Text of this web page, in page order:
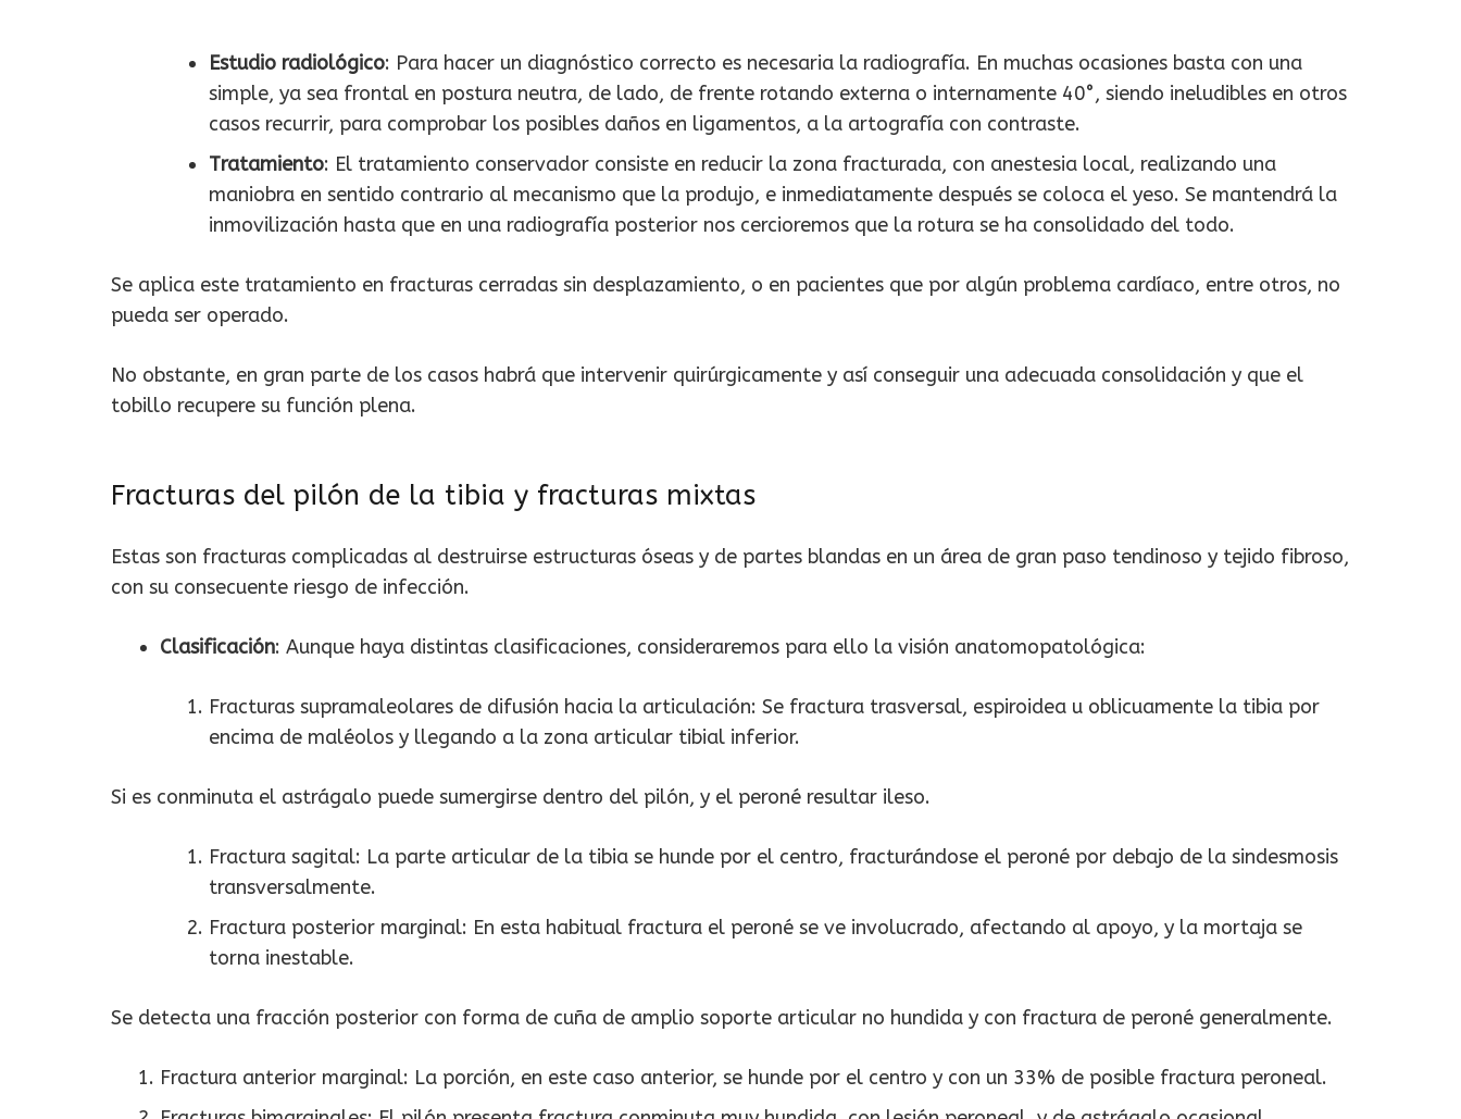
Estudio radiológico: Para hacer un diagnóstico correcto es necesaria la radiografía. En muchas ocasiones basta con una
simple, ya sea frontal en postura neutra, de lado, de frente rotando externa o internamente 40°, siendo ineludibles en otros
casos recurrir, para comprobar los posibles daños en ligamentos, a la artografía con contraste.
Tratamiento: El tratamiento conservador consiste en reducir la zona fracturada, con anestesia local, realizando una
maniobra en sentido contrario al mecanismo que la produjo, e inmediatamente después se coloca el yeso. Se mantendrá la
inmovilización hasta que en una radiografía posterior nos cercioremos que la rotura se ha consolidado del todo.
Se aplica este tratamiento en fracturas cerradas sin desplazamiento, o en pacientes que por algún problema cardíaco, entre otros, no
pueda ser operado.
No obstante, en gran parte de los casos habrá que intervenir quirúrgicamente y así conseguir una adecuada consolidación y que el
tobillo recupere su función plena.
Fracturas del pilón de la tibia y fracturas mixtas
Estas son fracturas complicadas al destruirse estructuras óseas y de partes blandas en un área de gran paso tendinoso y tejido fibroso,
con su consecuente riesgo de infección.
Clasificación: Aunque haya distintas clasificaciones, consideraremos para ello la visión anatomopatológica:
Fracturas supramaleolares de difusión hacia la articulación: Se fractura trasversal, espiroidea u oblicuamente la tibia por
encima de maléolos y llegando a la zona articular tibial inferior.
Si es conminuta el astrágalo puede sumergirse dentro del pilón, y el peroné resultar ileso.
Fractura sagital: La parte articular de la tibia se hunde por el centro, fracturándose el peroné por debajo de la sindesmosis
transversalmente.
Fractura posterior marginal: En esta habitual fractura el peroné se ve involucrado, afectando al apoyo, y la mortaja se
torna inestable.
Se detecta una fracción posterior con forma de cuña de amplio soporte articular no hundida y con fractura de peroné generalmente.
Fractura anterior marginal: La porción, en este caso anterior, se hunde por el centro y con un 33% de posible fractura peroneal.